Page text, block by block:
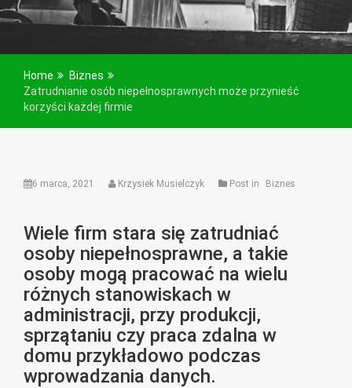
Home
Biznes
Zatrudnianie osób niepełnosprawnych może przynieść
korzyści każdej firmie
6 marca, 2021 Krzysiek Musielczyk Post in Biznes
Wiele firm stara się zatrudniać
osoby niepełnosprawne, a takie
osoby mogą pracować na wielu
różnych stanowiskach w
administracji, przy produkcji,
sprzątaniu czy praca zdalna w
domu przykładowo podczas
wprowadzania danych.